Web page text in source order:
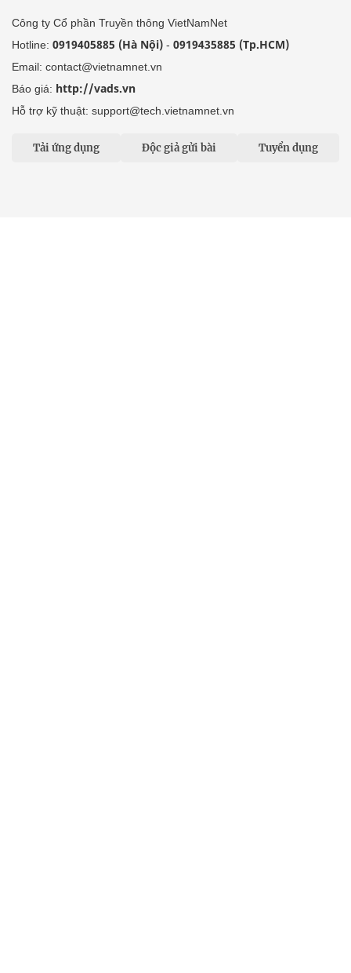
Công ty Cổ phần Truyền thông VietNamNet
Hotline: 0919405885 (Hà Nội) - 0919435885 (Tp.HCM)
Email: contact@vietnamnet.vn
Báo giá: http://vads.vn
Hỗ trợ kỹ thuật: support@tech.vietnamnet.vn
Tải ứng dụng Độc giả gửi bài Tuyển dụng